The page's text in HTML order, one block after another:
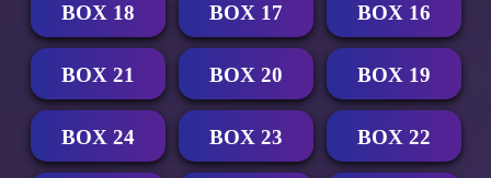
BOX 16
BOX 17
BOX 18
BOX 19
BOX 20
BOX 21
BOX 22
BOX 23
BOX 24